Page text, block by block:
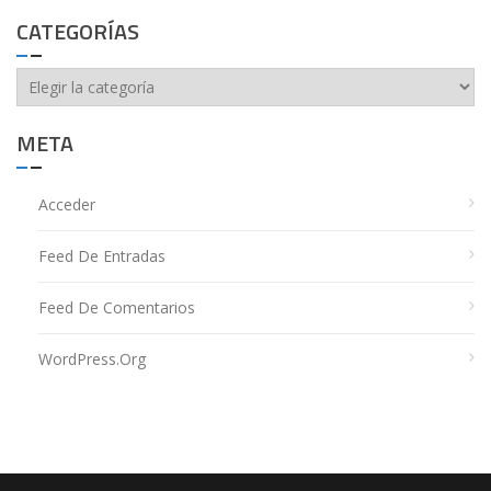
CATEGORÍAS
Categorías
META
Acceder
Feed De Entradas
Feed De Comentarios
WordPress.org